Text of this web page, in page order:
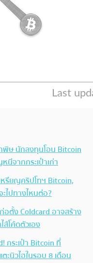
พิษ นักลงทุนโอน Bitcoin
นีจากกระเป๋าเก่า
หรียญคริปโทฯ Bitcoin,
ะไปทางไหนต่อ?
ตั้ง Coldcard อาจสร้าง
โค้ดตัวเอง
กระเป๋า Bitcoin ที่
ะนิวไฮในรอบ 8 เดือน